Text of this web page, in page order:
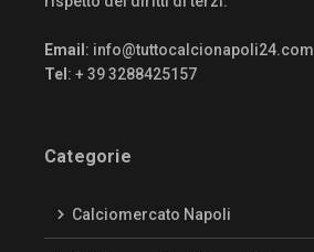
Email : info@tuttocalcionapoli24.com
Tel : + 39 3288425157
Categorie
Calciomercato Napoli